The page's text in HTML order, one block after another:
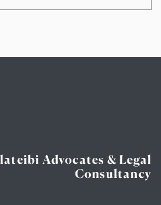
Advocates & Legal
Consultancy